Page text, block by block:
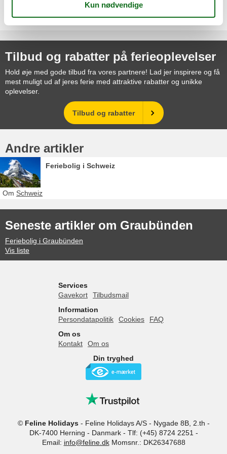
Vælg mellem 2.015 sommerhuse
Tilbud og rabatter på ferieoplevelser
Hold øje med gode tilbud fra vores partnere! Lad jer inspirere og få
mest muligt ud af jeres ferie med attraktive rabatter og unikke
oplevelser.
Tilbud og rabatter
Andre artikler
Feriebolig i Schweiz
Om Schweiz
Seneste artikler om Graubünden
Feriebolig i Graubünden
Vis liste
Services
Gavekort
Tilbudsmail
Information
Persondatapolitik
Cookies
FAQ
Om os
Kontakt
Om os
Din tryghed
© Feline Holidays- Feline Holidays A/S- Nygade 8B, 2.th -
DK-7400 Herning - Danmark - Tlf: (+45) 8724 2251-
Email: info@feline.dk Momsnr.: DK26347688